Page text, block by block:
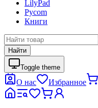
LilyPad
Pycom
Книги
Найти
Toggle theme
О нас Избранное